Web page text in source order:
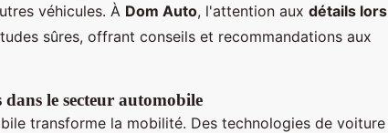
véhicules. À Dom Auto, l'attention aux détails lors
sûres, offrant conseils et recommandations aux
le secteur automobile
transforme la mobilité. Des technologies de voiture